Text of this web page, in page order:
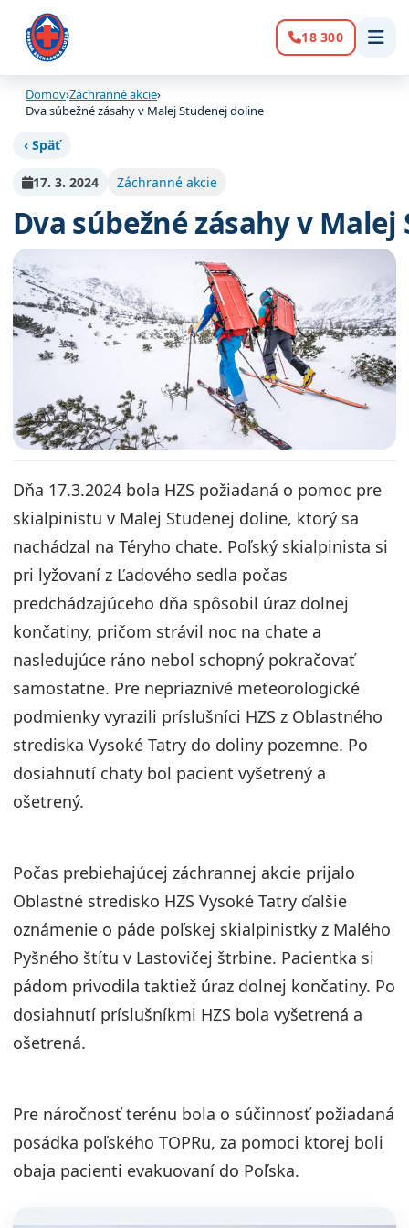
Volanie:
18 300
Domov›Záchranné akcie›
Dva súbežné zásahy v Malej Studenej doline
‹ Späť
17. 3. 2024 Záchranné akcie
Dva súbežné zásahy v
Dňa 17.3.2024 bola HZS požiadaná o pomoc pre
skialpinistu v Malej Studenej doline, ktorý sa
nachádzal na Téryho chate. Poľský skialpinista si
pri lyžovaní z Ľadového sedla počas
predchádzajúceho dňa spôsobil úraz dolnej
končatiny, pričom strávil noc na chate a
nasledujúce ráno nebol schopný pokračovať
samostatne. Pre nepriaznivé meteorologické
podmienky vyrazili príslušníci HZS z Oblastného
strediska Vysoké Tatry do doliny pozemne. Po
dosiahnutí chaty bol pacient vyšetrený a
ošetrený.
Počas prebiehajúcej záchrannej akcie prijalo
Oblastné stredisko HZS Vysoké Tatry ďalšie
oznámenie o páde poľskej skialpinistky z Malého
Pyšného štítu v Lastovičej štrbine. Pacientka si
pádom privodila taktiež úraz dolnej končatiny. Po
dosiahnutí príslušníkmi HZS bola vyšetrená a
ošetrená.
Pre náročnosť terénu bola o súčinnosť požiadaná
posádka poľského TOPRu, za pomoci ktorej boli
obaja pacienti evakuovaní do Poľska.